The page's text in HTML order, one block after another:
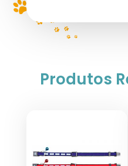
Produtos